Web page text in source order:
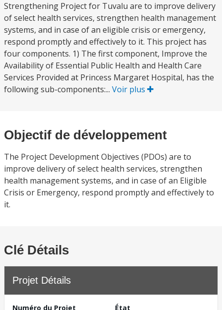
Strengthening Project for Tuvalu are to improve delivery
of select health services, strengthen health management
systems, and in case of an eligible crisis or emergency,
respond promptly and effectively to it. This project has
four components. 1) The first component, Improve the
Availability of Essential Public Health and Health Care
Services Provided at Princess Margaret Hospital, has the
following sub-components:... Voir plus
Objectif de développement
The Project Development Objectives (PDOs) are to
improve delivery of select health services, strengthen
health management systems, and in case of an Eligible
Crisis or Emergency, respond promptly and effectively to
it.
Clé Détails
Projet Détails
Numéro du Projet
État